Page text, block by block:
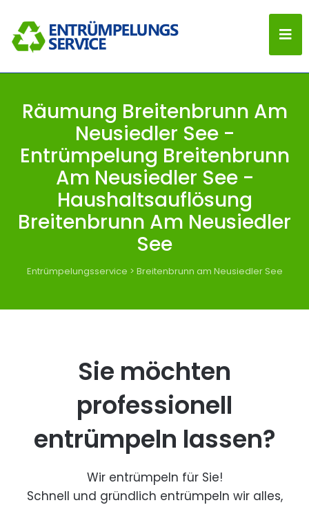
Räumung Breitenbrunn Am
Neusiedler See -
Entrümpelung Breitenbrunn
Am Neusiedler See -
Haushaltsauflösung
Breitenbrunn Am Neusiedler
See
Entrümpelungsservice > Breitenbrunn am Neusiedler See
Sie möchten
professionell
entrümpeln lassen?
Wir entrümpeln für Sie!
Schnell und gründlich entrümpeln wir alles,